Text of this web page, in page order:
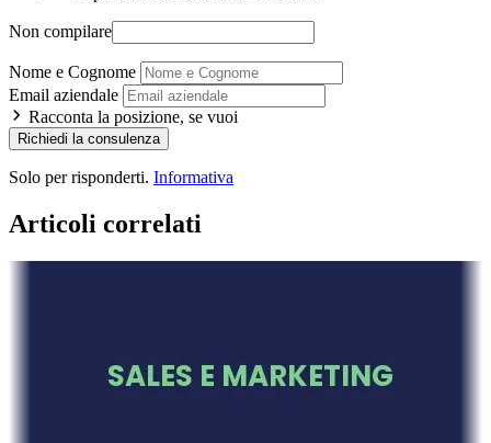
Non compilare
Nome e Cognome
Email aziendale
Racconta la posizione, se vuoi
Richiedi la consulenza
Solo per risponderti. Informativa
Articoli correlati